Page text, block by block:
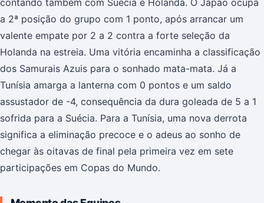
a 2ª posição do grupo com 1 ponto, após arrancar um
valente empate por 2 a 2 contra a forte seleção da
Holanda na estreia. Uma vitória encaminha a classificação
dos Samurais Azuis para o sonhado mata-mata. Já a
Tunísia amarga a lanterna com 0 pontos e um saldo
assustador de -4, consequência da dura goleada de 5 a 1
sofrida para a Suécia. Para a Tunísia, uma nova derrota
significa a eliminação precoce e o adeus ao sonho de
chegar às oitavas de final pela primeira vez em sete
participações em Copas do Mundo.